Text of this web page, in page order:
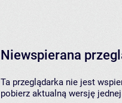
Niewspierana
Ta przeglądarka nie jest
pobierz aktualną wersję